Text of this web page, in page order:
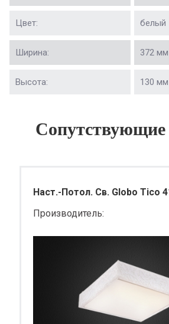
Цвет: белый
Ширина: 372 мм
Высота: 130 мм
Наст.-Потол. Св. Globo Tico
Производитель: